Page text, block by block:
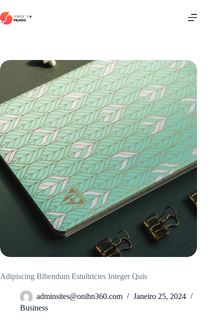
Adipiscing Bibendum Estultricies Integer Quis
adminsites@onihn360.com
Janeiro 25, 2024
Business